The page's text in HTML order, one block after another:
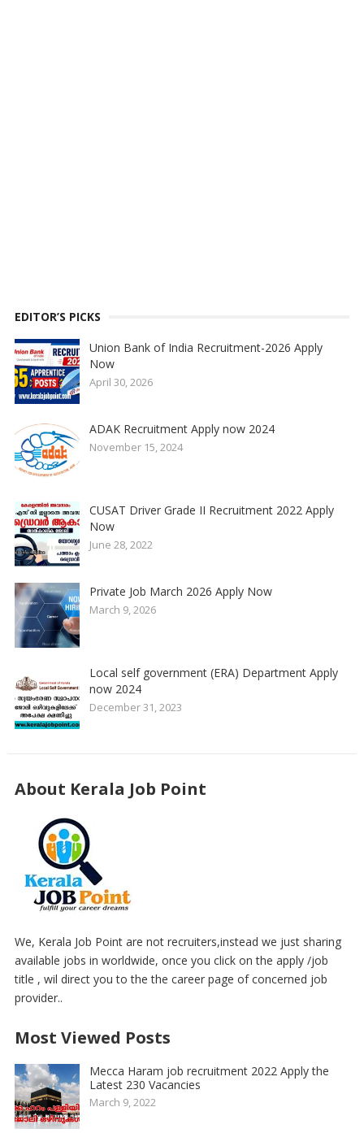
EDITOR’S PICKS
Union Bank of India Recruitment-2026 Apply
Now
April 30, 2026
ADAK Recruitment Apply now 2024
November 15, 2024
CUSAT Driver Grade II Recruitment 2022 Apply
Now
June 28, 2022
Private Job March 2026 Apply Now
March 9, 2026
Local self government (ERA) Department Apply
now 2024
December 31, 2023
About Kerala Job Point
We, Kerala Job Point are not recruiters,instead we just sharing
available jobs in worldwide, once you click on the apply /job
title , wil direct you to the the career page of concerned job
provider..
Most Viewed Posts
Mecca Haram job recruitment 2022 Apply the
Latest 230 Vacancies
March 9, 2022